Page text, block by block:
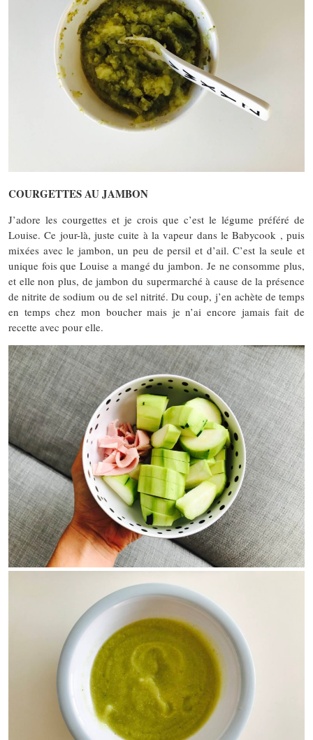
COURGETTES AU JAMBON
J’adore les courgettes et je crois que c’est le légume préféré de
Louise. Ce jour-là, juste cuite à la vapeur dans le Babycook , puis
mixées avec le jambon, un peu de persil et d’ail. C’est la seule et
unique fois que Louise a mangé du jambon. Je ne consomme plus,
et elle non plus, de jambon du supermarché à cause de la présence
de nitrite de sodium ou de sel nitrité. Du coup, j’en achète de temps
en temps chez mon boucher mais je n’ai encore jamais fait de
recette avec pour elle.